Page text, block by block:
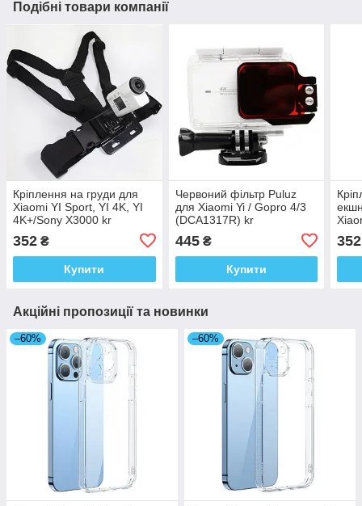
Подібні товари компанії
Кріплення на груди для
Xiaomi YI Sport, YI 4K, YI
4K+/Sony X3000 kr
352 ₴
Купити
Червоний фільтр Puluz
для Xiaomi Yi / Gopro 4/3
(DCA1317R) kr
445₴
Купити
352
Акційні пропозиції та новинки
–60% –60%